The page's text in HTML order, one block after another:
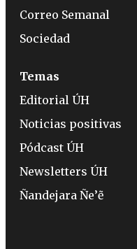
Correo Semanal
Sociedad
Temas
Editorial ÚH
Noticias positivas
Pódcast ÚH
Newsletters ÚH
Ñandejara Ñe’ẽ